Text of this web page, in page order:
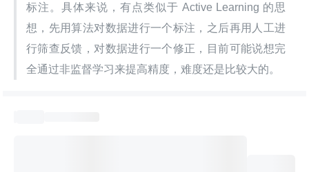
标注。具体来说，有点类似于 Active Learning 的思
想，先用算法对数据进行一个标注，之后再用人工进
行筛查反馈，对数据进行一个修正，目前可能说想完
全通过非监督学习来提高精度，难度还是比较大的。